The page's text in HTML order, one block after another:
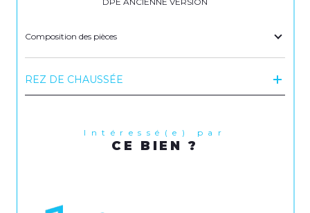
Composition des pièces
REZ DE CHAUSSÉE
Intéressé(e) par
CE BIEN ?